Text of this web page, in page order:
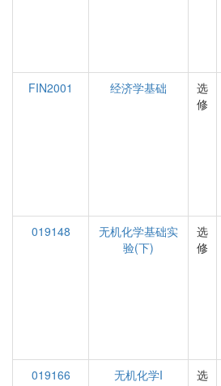
FIN2001
经济学基础
选
修
019148
无机化学基础实
验(下)
选
修
019166
无机化学I
选